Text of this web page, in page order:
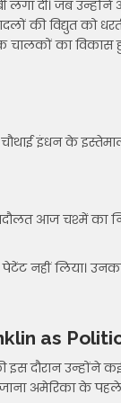
दी। जब उन्होंने
की विद्युत को
चालकों का
इंधन के इस्तेमाल
आज चश्में का
नहीं लिया।
as
दौरान उन्होंने
अमेरिका के